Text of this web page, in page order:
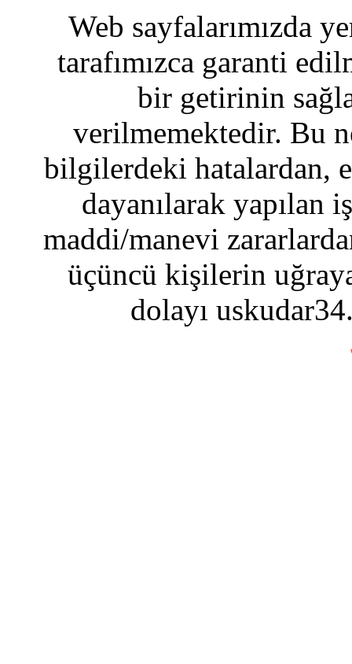
Web sayfalarımızda
tarafımızca garanti
bir getirinin
verilmemektedir. Bu
bilgilerdeki hatalardan,
dayanılarak yapılan
maddi/manevi
üçüncü kişilerin
dolayı